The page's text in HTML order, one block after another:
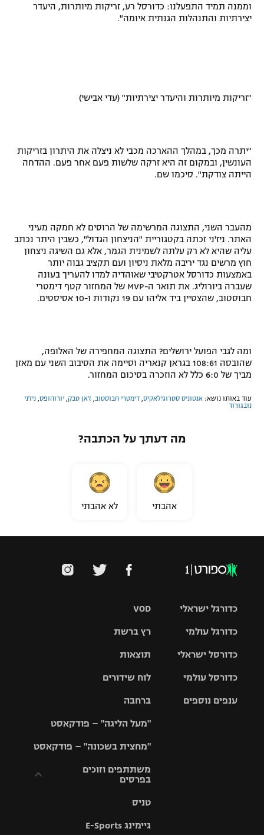
וממנה תמיד התפעלנו: כדורסל רע, זריקות מיותרות, היעדר
יצירתיות והתנהלות הגנתית איומה".
"זריקות מיותרות והיעדר יצירתיות" (עדי אבישי)
"יתרה מכך, במהלך ההארכה מכבי לא ניצלה את היתרון בזריקות
העונשין, ובמקום זה היא זרקה שלשות פעם אחר פעם. ההדחה
הייתה צודקת". סיכמו שם.
מהעבר השני, התצוגה המרשימה של הרוסים לא חמקה מעיני
האתר. ניז'ני זכתה בקטגוריית "הניצחון הגדול", כשבין היתר נכתב
עליה שהיא לא רק עלתה לשמינית הגמר, אלא גם השיגה ניצחון
חוץ מרשים נגד יריבה מלאת ניסיון ועם תקציב גבוה יותר
באמצעות כדורסל אטרקטיבי שאוהדיה למדו להעריך בעונה
שעברה ביורוליג. את תואר ה-MVP של המחזור קטף דימטרי
חבוסטוב, שהצטיין ביד אליהו עם 19 נקודות ו-10 אסיסטים.
ומה לגבי הפועל ירושלים? התצוגה המחפירה של האלופה,
שהובסה 108:61 בגראן קנאריה וסיימה את הסיבוב השני עם מאזן
מביך של 6:0 כלל לא הוזכרה בסיכום המחזור.
עוד באותו נושא: אנטוניס סטרוגילאקיס, דימטרי חבוסטוב, ז'אן טבק, יורוהופס, ניז'ני
נובגורוד
מה דעתך על הכתבה?
אהבתי לא אהבתי
VOD
רץ ברשת
תוצאות
לוח שידורים
ברחבה
"מעל הליגה" – פודקאסט
"מחצית בשכונה" – פודקאסט
משתתפים וזוכים
בפרסים
וזוכים בפרסים
טניס
גיימינג E-Sports
כדורגל ישראלי
גביע הטוטו
כדורגל עולמי
האלופות
ליגה
כדורסל ישראלי
סל
כדורסל עולמי
ענפים נוספים